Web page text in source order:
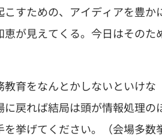
すための、アイディアを豊か
が見えてくる。今日はそのた
育をなんとかしないといけな
戻れば結局は頭が情報処理の
挙げてください。（会場多数